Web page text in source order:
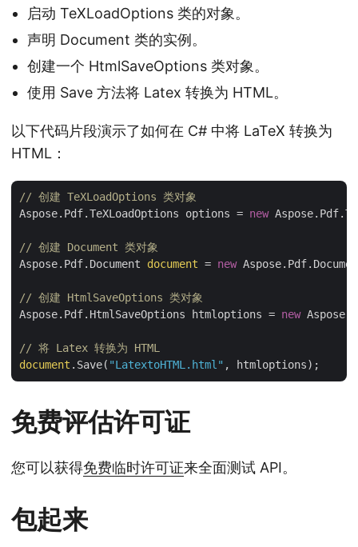
启动 TeXLoadOptions 类的对象。
声明 Document 类的实例。
创建一个 HtmlSaveOptions 类对象。
使用 Save 方法将 Latex 转换为 HTML。
以下代码片段演示了如何在 C# 中将 LaTeX 转换为
HTML：
// 创建 TeXLoadOptions 类对象
Aspose.Pdf.TeXLoadOptions options = new
// 创建 Document 类对象
Aspose.Pdf.Document document = new
// 创建 HtmlSaveOptions 类对象
Aspose.Pdf.HtmlSaveOptions htmloptions = new
// 将 Latex 转换为 HTML
document .Save( "LatextoHTML.html"
免费评估许可证
您可以获得免费临时许可证来全面测试 API。
包起来